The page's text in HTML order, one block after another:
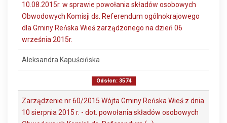
10.08.2015r. w sprawie powołania składów osobowych
Obwodowych Komisji ds. Referendum ogólnokrajowego
dla Gminy Reńska Wieś zarządzonego na dzień 06
września 2015r.
Aleksandra Kapuścińska
Odsłon: 3574
Zarządzenie nr 60/2015 Wójta Gminy Reńska Wieś z dnia
10 sierpnia 2015 r. - dot. powołania składów osobowych